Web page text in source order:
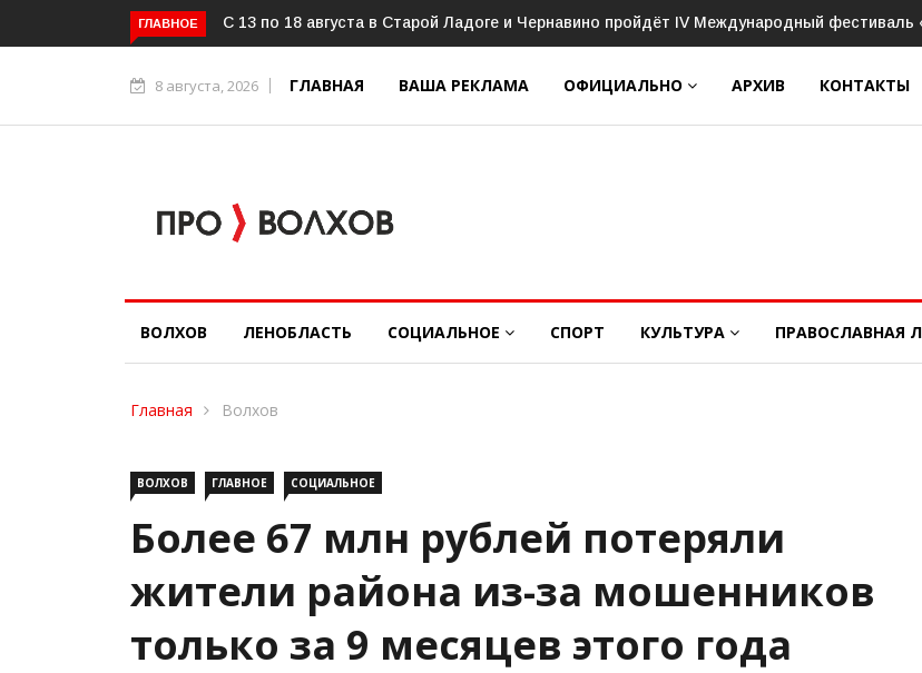
ГЛАВНОЕ Александр Дрозденко провёл рабочее совещание с руководителями Ассоциации
8 августа, 2026 ГЛАВНАЯ ВАША РЕКЛАМА ОФИЦИАЛЬНО АРХИВ КОНТАКТЫ
ВОЛХОВ ЛЕНОБЛАСТЬ СОЦИАЛЬНОЕ СПОРТ КУЛЬТУРА ПРАВОСЛАВНАЯ
Главная Волхов
ВОЛХОВ ГЛАВНОЕ СОЦИАЛЬНОЕ
Более 67 млн рублей потеряли
жители района из-за мошенников
только за 9 месяцев этого года